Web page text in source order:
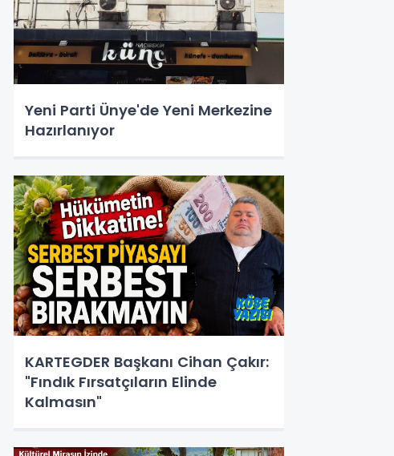
Yeni Parti Ünye'de Yeni Merkezine
Hazırlanıyor
KARTEGDER Başkanı Cihan Çakır:
"Fındık Fırsatçıların Elinde
Kalmasın"